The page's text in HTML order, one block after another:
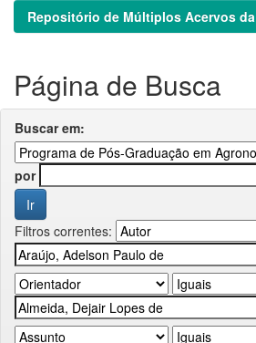
Repositório de Múltiplos Acervos da
Página de Busca
Buscar em:
por
Filtros correntes: